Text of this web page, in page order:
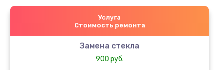
Услуга
Стоимость ремонта
Замена стекла
900 руб.